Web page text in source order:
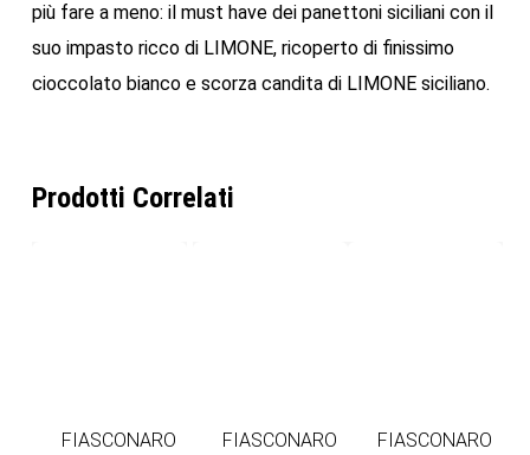
più fare a meno: il must have dei panettoni siciliani con il
suo impasto ricco di LIMONE, ricoperto di finissimo
cioccolato bianco e scorza candita di LIMONE siciliano.
Prodotti Correlati
FIASCONARO
FIASCONARO
FIASCONARO